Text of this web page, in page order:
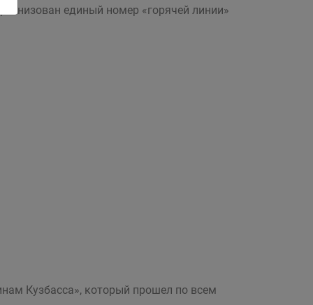
единый номер «горячей линии»
Кузбасса», который прошел по всем